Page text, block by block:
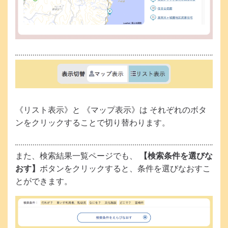
《リスト表示》 と 《マップ表示》 は それぞれのボタ
ンをクリックすることで切り替わります。
また、検索結果一覧ページでも、
【検索条件を選びな
おす】 ボタンをクリックすると、条件を選びなおすこ
とができます。